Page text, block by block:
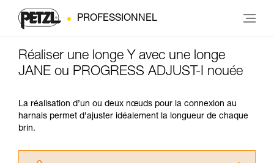
PROFESSIONNEL
Réaliser une longe Y avec une longe
JANE ou PROGRESS ADJUST-I nouée
La réalisation d’un ou deux nœuds pour la connexion au
harnais permet d’ajuster idéalement la longueur de chaque
brin.